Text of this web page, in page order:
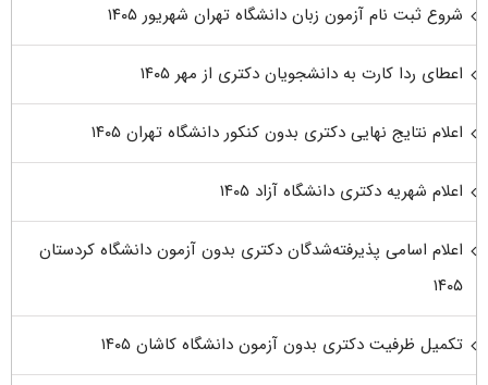
شروع ثبت نام آزمون زبان دانشگاه تهران شهریور ۱۴۰۵
اعطای ردا کارت به دانشجویان دکتری از مهر ۱۴۰۵
اعلام نتایج نهایی دکتری بدون کنکور دانشگاه تهران ۱۴۰۵
اعلام شهریه دکتری دانشگاه آزاد ۱۴۰۵
اعلام اسامی پذیرفته‌شدگان دکتری بدون آزمون دانشگاه کردستان
۱۴۰۵
تکمیل ظرفیت دکتری بدون آزمون دانشگاه کاشان ۱۴۰۵